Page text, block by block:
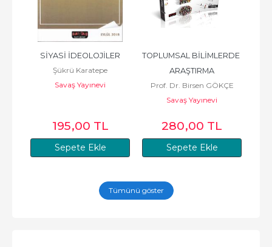
Sepete Ekle
SİYASİ İDEOLOJİLER
Şükrü Karatepe
Savaş Yayınevi
195,00 TL
Sepete Ekle
TOPLUMSAL BİLİMLERDE
ARAŞTIRMA
Prof. Dr. Birsen GÖKÇE
Savaş Yayınevi
280,00 TL
Tümünü göster